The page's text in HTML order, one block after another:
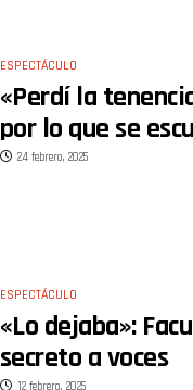
ESPECTÁCULO
«Perdí la
por lo que se
24 febrero, 2025
ESPECTÁCULO
«Lo dejaba»:
secreto a voces
12 febrero, 2025